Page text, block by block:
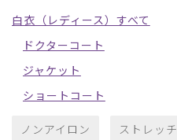
白衣（レディース）すべて
ドクターコート
ジャケット
ショートコート
ノンアイロン ストレッチ